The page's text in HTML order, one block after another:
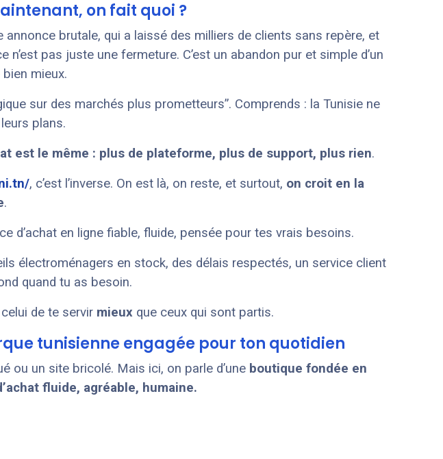
on fait quoi ?
annonce brutale, qui a laissé des milliers de clients sans repère, et
pas juste une fermeture. C’est un abandon pur et simple d’un
mieux.
sur des marchés plus prometteurs”. Comprends : la Tunisie ne
plans.
est le même : plus de plateforme, plus de support, plus rien.
, c’est l’inverse. On est là, on reste, et surtout, on croit en la
.
d’achat en ligne fiable, fluide, pensée pour tes vrais besoins.
électroménagers en stock, des délais respectés, un service client
quand tu as besoin.
de te servir mieux que ceux qui sont partis.
tunisienne engagée pour ton quotidien
ou un site bricolé. Mais ici, on parle d’une boutique fondée en
fluide, agréable, humaine.